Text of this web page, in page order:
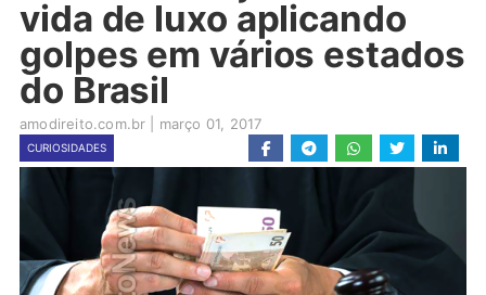
vida de luxo aplicando
golpes em vários estados
do Brasil
amodireito.com.br março 01, 2017
CURIOSIDADES